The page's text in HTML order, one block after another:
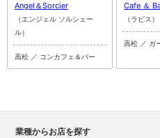
Angel＆Sorcier
（エンジェル ソルシェー
ル）
高松 ／ コンカフェ＆バー
Cafe ＆
（ラピス）
高松 ／ ガ
業種からお店を探す